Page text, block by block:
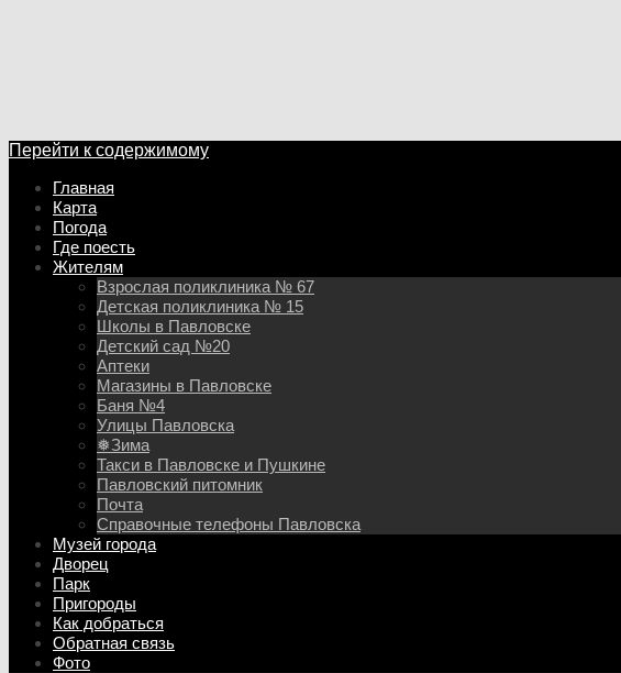
Перейти к содержимому
Главная
Карта
Погода
Где поесть
Жителям
Взрослая поликлиника № 67
Детская поликлиника № 15
Школы в Павловске
Детский сад №20
Аптеки
Магазины в Павловске
Баня №4
Улицы Павловска
❅Зима
Такси в Павловске и Пушкине
Павловский питомник
Почта
Справочные телефоны Павловска
Музей города
Дворец
Парк
Пригороды
Как добраться
Обратная связь
Фото